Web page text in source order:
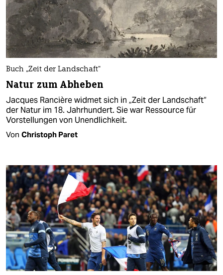
Buch „Zeit der Landschaft“
Natur zum Abheben
Jacques Rancière widmet sich in „Zeit der Landschaft“
der Natur im 18. Jahrhundert. Sie war Ressource für
Vorstellungen von Unendlichkeit.
Von Christoph Paret